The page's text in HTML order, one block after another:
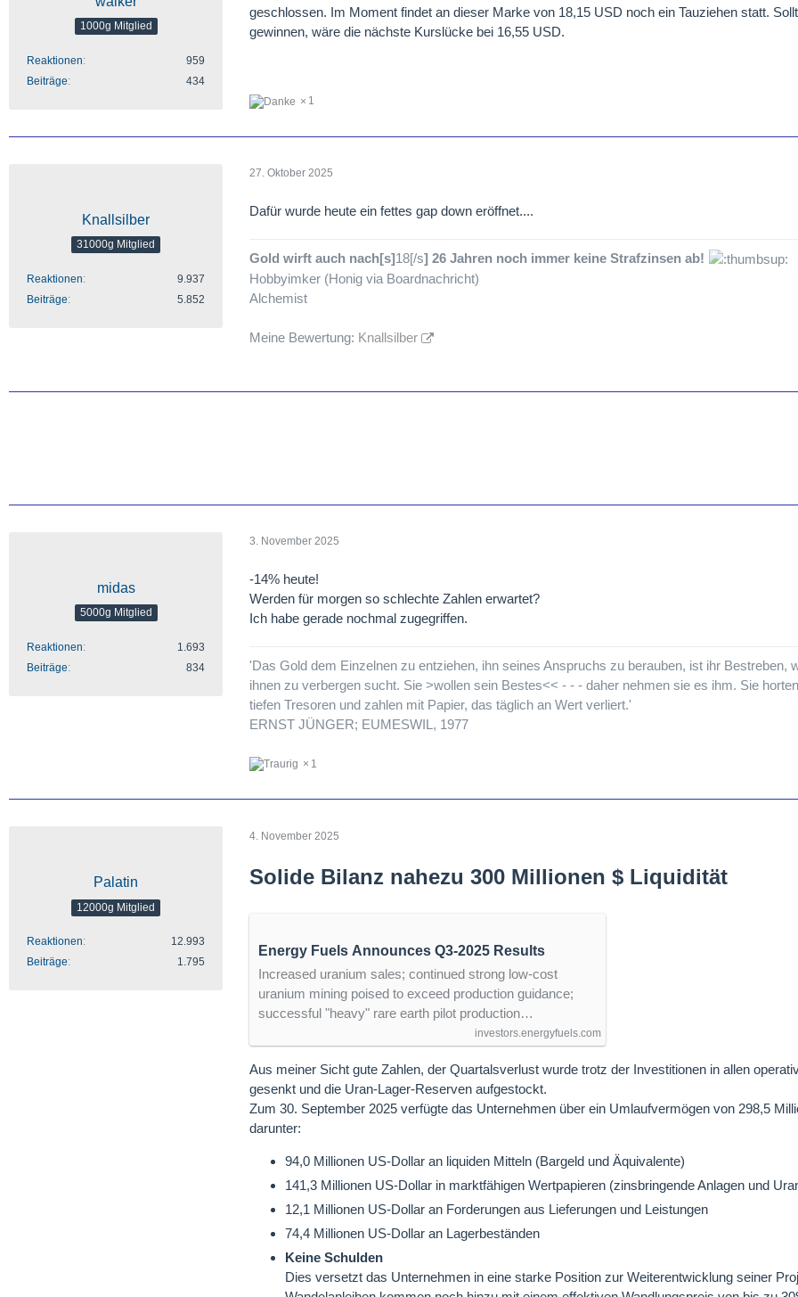
1000g Mitglied
Reaktionen
959
Beiträge
434
geschlossen. Im Moment findet an dieser Marke von 18,15 USD noch ein Tauziehen statt.
gewinnen, wäre die nächste Kurslücke bei 16,55 USD.
1
Knallsilber
31000g Mitglied
Reaktionen
9.937
Beiträge
5.852
27. Oktober 2025
Dafür wurde heute ein fettes gap down eröffnet....
Gold wirft auch nach[s]18[/s] 26 Jahren noch immer keine Strafzinsen ab!
Hobbyimker (Honig via Boardnachricht)
Alchemist
Meine Bewertung: Knallsilber
midas
5000g Mitglied
Reaktionen
1.693
Beiträge
834
3. November 2025
-14% heute!
Werden für morgen so schlechte Zahlen erwartet?
Ich habe gerade nochmal zugegriffen.
'Das Gold dem Einzelnen zu entziehen, ihn seines Anspruchs zu berauben, ist ihr Bestreben,
ihnen zu verbergen sucht. Sie >wollen sein Bestes<< - - - daher nehmen sie es ihm. Sie
tiefen Tresoren und zahlen mit Papier, das täglich an Wert verliert.'
ERNST JÜNGER; EUMESWIL, 1977
1
Palatin
12000g Mitglied
Reaktionen
12.993
Beiträge
1.795
4. November 2025
Solide Bilanz nahezu 300 Millionen $ Liquidität
Energy Fuels Announces Q3-2025 Results
Increased uranium sales; continued strong low-cost
uranium mining poised to exceed production guidance;
successful "heavy" rare earth pilot production…
investors.energyfuels.com
Aus meiner Sicht gute Zahlen, der Quartalsverlust wurde trotz der Investitionen in allen
gesenkt und die Uran-Lager-Reserven aufgestockt.
Zum 30. September 2025 verfügte das Unternehmen über ein Umlaufvermögen von 298,5
darunter:
94,0 Millionen US-Dollar an liquiden Mitteln (Bargeld und Äquivalente)
141,3 Millionen US-Dollar in marktfähigen Wertpapieren (zinsbringende Anlagen und
12,1 Millionen US-Dollar an Forderungen aus Lieferungen und Leistungen
74,4 Millionen US-Dollar an Lagerbeständen
Keine Schulden
Dies versetzt das Unternehmen in eine starke Position zur Weiterentwicklung seiner